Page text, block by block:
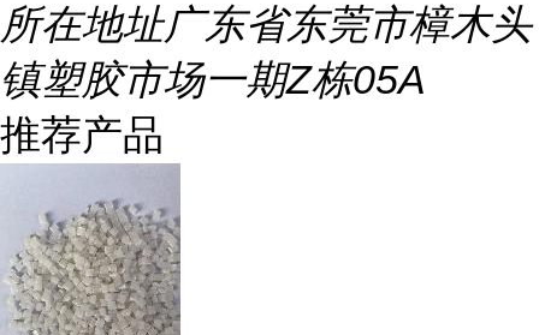
所在地址广东省东莞市樟木头
镇塑胶市场一期Z栋05A
推荐产品